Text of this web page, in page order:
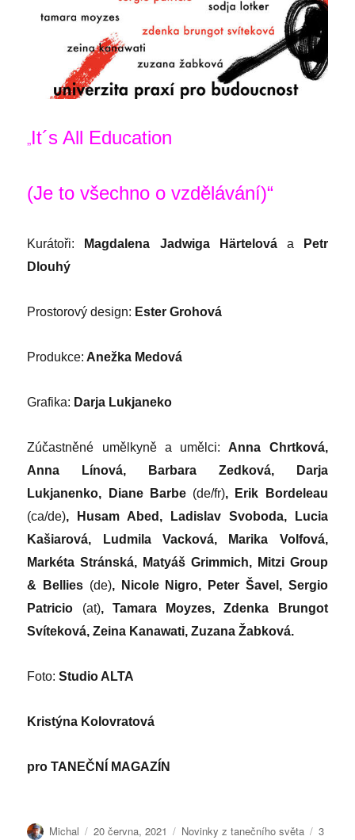
„It´s All Education
(Je to všechno o vzdělávání)“
Kurátoři: Magdalena Jadwiga Härtelová a Petr
Dlouhý
Prostorový design: Ester Grohová
Produkce: Anežka Medová
Grafika: Darja Lukjaneko
Zúčastněné umělkyně a umělci: Anna Chrtková,
Anna Línová, Barbara Zedková, Darja
Lukjanenko, Diane Barbe (de/fr), Erik Bordeleau
(ca/de), Husam Abed, Ladislav Svoboda, Lucia
Kašiarová, Ludmila Vacková, Marika Volfová,
Markéta Stránská, Matyáš Grimmich, Mitzi Group
& Bellies (de), Nicole Nigro, Peter Šavel, Sergio
Patricio (at), Tamara Moyzes, Zdenka Brungot
Svíteková, Zeina Kanawati, Zuzana Žabková.
Foto:Studio ALTA
Kristýna Kolovratová
proTANEČNÍ MAGAZÍN
Autor:
Michal Publikováno:
20 června, 2021 Rubriky:
Novinky z tanečního světa Štítky:
3